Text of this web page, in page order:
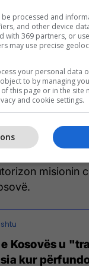
vrarë edhe
oficer i
dokumente
pjesëmarrjen
veto, për herë
që u
të
më 10
misionin
Kosovës u
kur
processed and
and other device
with 369 partners, or
may use precise
your personal data
to by managing
this page or in the site
and cookie settings.